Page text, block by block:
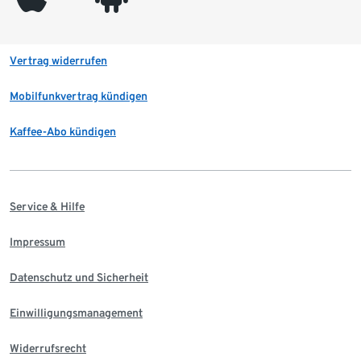
Vertrag widerrufen
Mobilfunkvertrag kündigen
Kaffee-Abo kündigen
Service & Hilfe
Impressum
Datenschutz und Sicherheit
Einwilligungsmanagement
Widerrufsrecht